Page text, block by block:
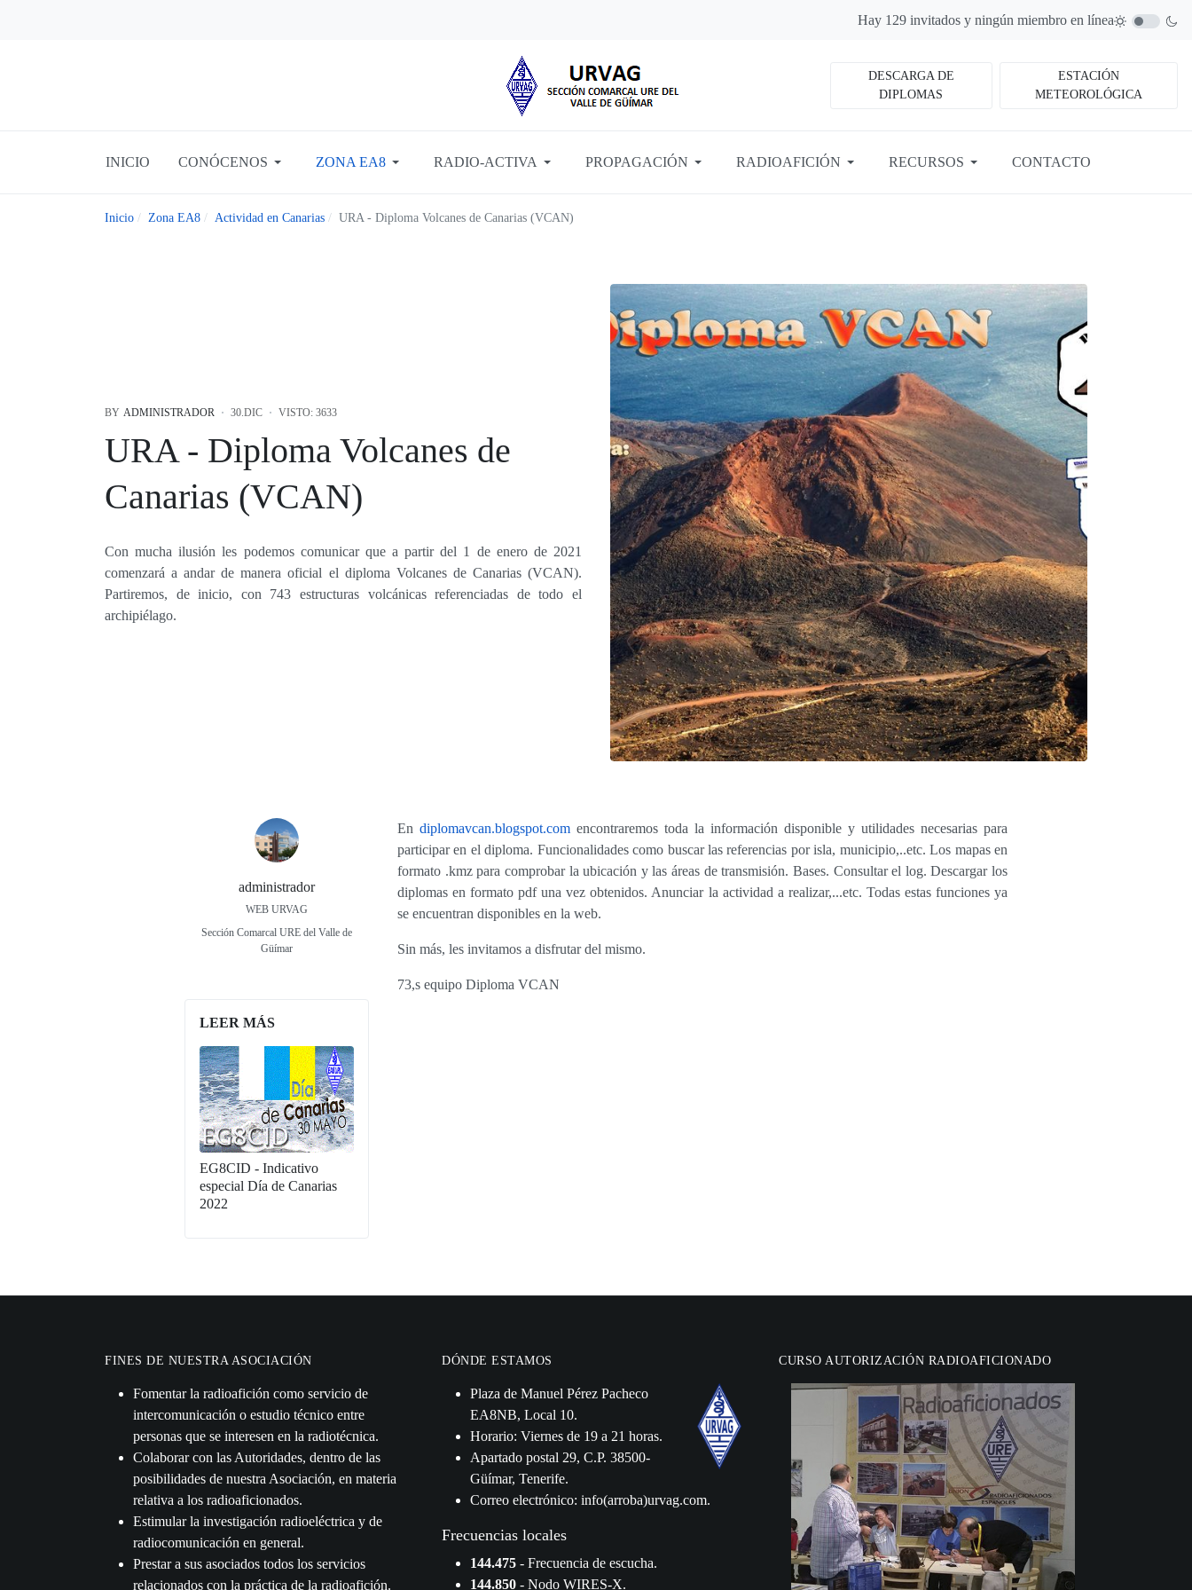
Hay 129 invitados y ningún miembro en línea
DESCARGA DE
DIPLOMAS
ESTACIÓN
METEOROLÓGICA
INICIO CONÓCENOS ZONA EA8 RADIO-ACTIVA PROPAGACIÓN RADIOAFICIÓN RECURSOS CONTACTO
Inicio Zona EA8 Actividad en Canarias URA - Diploma Volcanes de Canarias (VCAN)
BY ADMINISTRADOR 30.DIC VISTO: 3633
URA - Diploma Volcanes de
Canarias (VCAN)
Con mucha ilusión les podemos comunicar que a partir del 1 de enero de 2021
comenzará a andar de manera oficial el diploma Volcanes de Canarias (VCAN).
Partiremos, de inicio, con 743 estructuras volcánicas referenciadas de todo el
archipiélago.
administrador
WEB URVAG
Sección Comarcal URE del Valle de
Güímar
LEER MÁS
EG8CID - Indicativo
especial Día de Canarias
2022
En diplomavcan.blogspot.com encontraremos toda la información disponible y utilidades necesarias para
participar en el diploma. Funcionalidades como buscar las referencias por isla, municipio,..etc. Los mapas en
formato .kmz para comprobar la ubicación y las áreas de transmisión. Bases. Consultar el log. Descargar los
diplomas en formato pdf una vez obtenidos. Anunciar la actividad a realizar,...etc. Todas estas funciones ya
se encuentran disponibles en la web.
Sin más, les invitamos a disfrutar del mismo.
73,s equipo Diploma VCAN
FINES DE NUESTRA ASOCIACIÓN
Fomentar la radioafición como servicio de
intercomunicación o estudio técnico entre
personas que se interesen en la radiotécnica.
Colaborar con las Autoridades, dentro de las
posibilidades de nuestra Asociación, en materia
relativa a los radioaficionados.
Estimular la investigación radioeléctrica y de
radiocomunicación en general.
Prestar a sus asociados todos los servicios
relacionados con la práctica de la radioafición.
DÓNDE ESTAMOS
Plaza de Manuel Pérez Pacheco
EA8NB, Local 10.
Horario: Viernes de 19 a 21 horas.
Apartado postal 29, C.P. 38500-
Güímar, Tenerife.
Correo electrónico: info(arroba)urvag.com.
Frecuencias locales
144.475 - Frecuencia de escucha.
144.850 - Nodo WIRES-X.
CURSO AUTORIZACIÓN RADIOAFICIONADO